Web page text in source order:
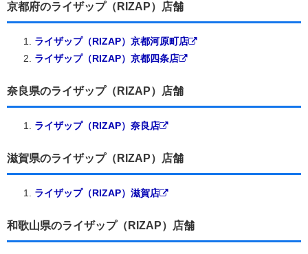
京都府のライザップ（RIZAP）店舗
ライザップ（RIZAP）京都河原町店
ライザップ（RIZAP）京都四条店
奈良県のライザップ（RIZAP）店舗
ライザップ（RIZAP）奈良店
滋賀県のライザップ（RIZAP）店舗
ライザップ（RIZAP）滋賀店
和歌山県のライザップ（RIZAP）店舗